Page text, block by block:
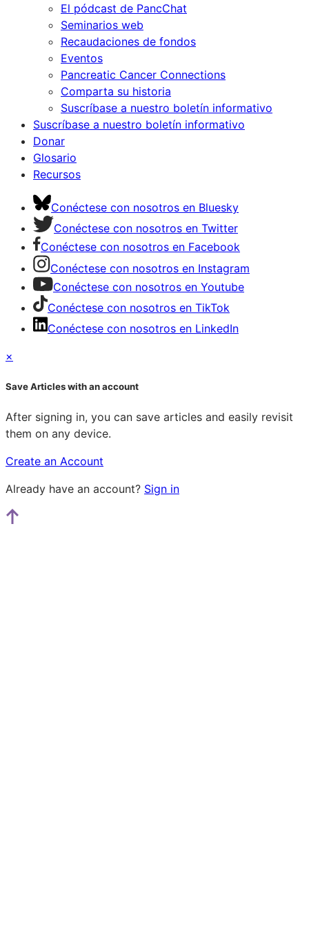
El pódcast de PancChat
Seminarios web
Recaudaciones de fondos
Eventos
Pancreatic Cancer Connections
Comparta su historia
Suscríbase a nuestro boletín informativo
Suscríbase a nuestro boletín informativo
Donar
Glosario
Recursos
Conéctese con nosotros en Bluesky
Conéctese con nosotros en Twitter
Conéctese con nosotros en Facebook
Conéctese con nosotros en Instagram
Conéctese con nosotros en Youtube
Conéctese con nosotros en TikTok
Conéctese con nosotros en LinkedIn
×
Save Articles with an account
After signing in, you can save articles and easily revisit
them on any device.
Create an Account
Already have an account? Sign in